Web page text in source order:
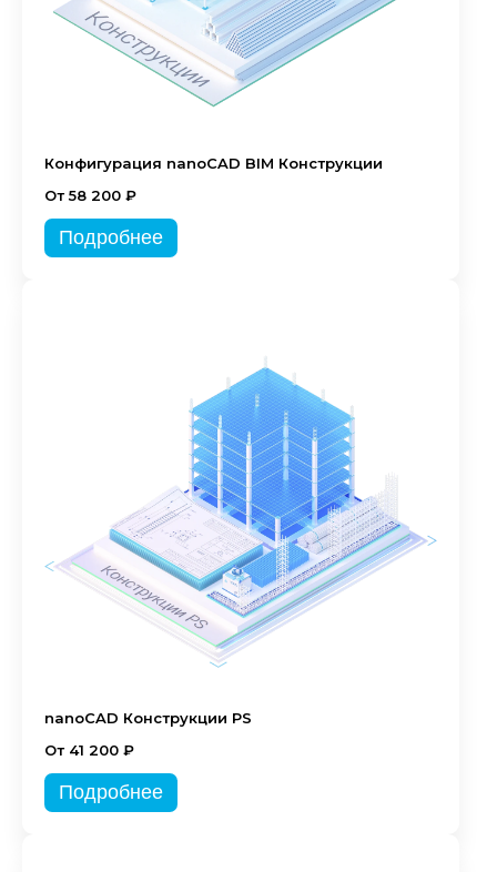
Конфигурация nanoCAD BIM Конструкции
От 58 200 ₽
Подробнее
nanoCAD Конструкции PS
От 41 200 ₽
Подробнее